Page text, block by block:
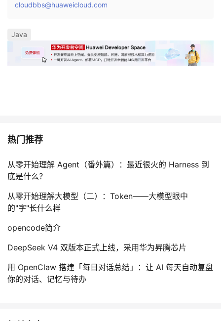
cloudbbs@huaweicloud.com
Java
热门推荐
从零开始理解 Agent（番外篇）：最近很火的 Harness 到
底是什么？
从零开始理解大模型（二）：Token——大模型眼中
的"字"长什么样
opencode简介
DeepSeek V4 双版本正式上线，采用华为昇腾芯片
用 OpenClaw 搭建「每日对话总结」：让 AI 每天自动复盘
你的对话、记忆与待办